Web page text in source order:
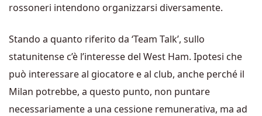
rossoneri intendono organizzarsi diversamente.
Stando a quanto riferito da ‘Team Talk’, sullo
statunitense c’è l’interesse del West Ham. Ipotesi che
può interessare al giocatore e al club, anche perché il
Milan potrebbe, a questo punto, non puntare
necessariamente a una cessione remunerativa, ma ad